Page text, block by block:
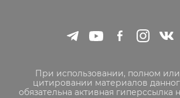
При использовании, полном
цитировании материалов
обязательна активная гиперссылка